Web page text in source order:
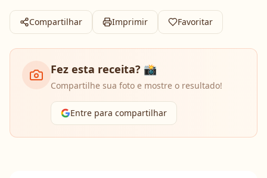
Compartilhar Imprimir Favoritar
Fez esta receita? 📸
Compartilhe sua foto e mostre o resultado!
Entre para compartilhar